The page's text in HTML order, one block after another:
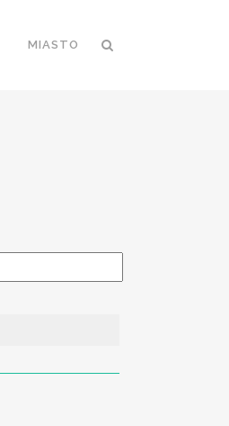
MIASTO